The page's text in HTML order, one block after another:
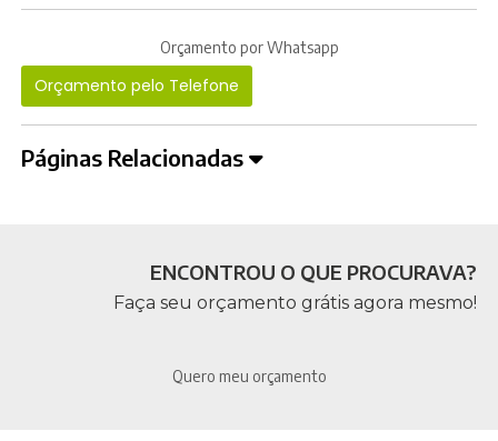
Orçamento por Whatsapp
Orçamento pelo Telefone
Páginas Relacionadas
ENCONTROU O QUE PROCURAVA?
Faça seu orçamento grátis agora mesmo!
Quero meu orçamento